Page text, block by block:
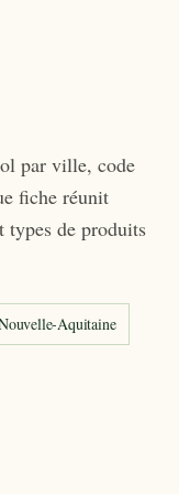
par ville, code
fiche réunit
types de produits
Aquitaine